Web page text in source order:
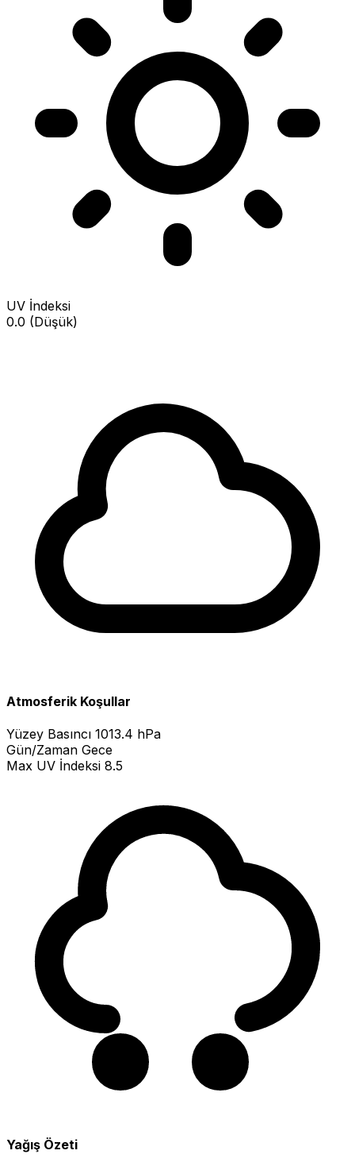
UV İndeksi
0.0 (Düşük)
Atmosferik Koşullar
Yüzey Basıncı 1013.4 hPa
Gün/Zaman Gece
Max UV İndeksi 8.5
Yağış Özeti